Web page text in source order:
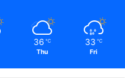
36 ℃
Thu
33 ℃
Fri